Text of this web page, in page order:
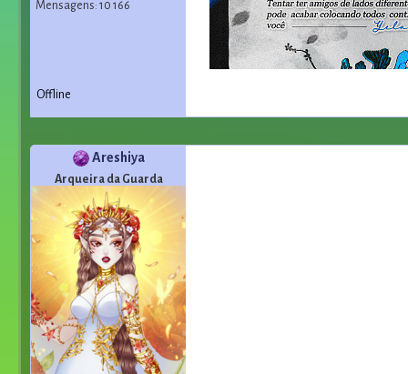
Mensagens: 10 166
Offline
Areshiya
Arqueira da Guarda